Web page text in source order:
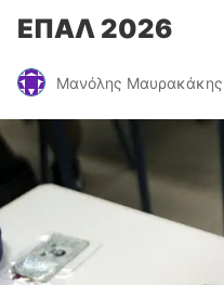
ΕΠΑΛ 2026
Μανόλης Μαυρακάκης